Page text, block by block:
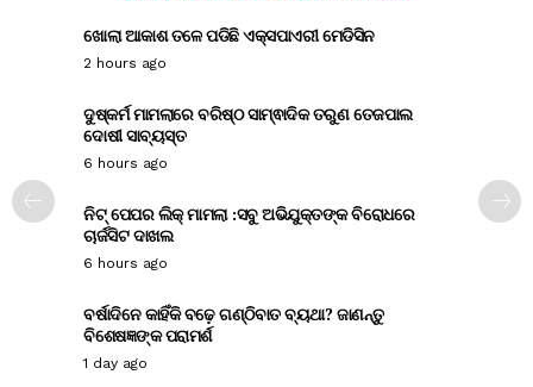
ଖୋଲା ଆକାଶ ତଳେ ପଡିଛି ଏକ୍ସପାଏରୀ ମେଡିସିନ
2 hours ago
ଦୁଷ୍କର୍ମ ମାମଲାରେ ବରିଷ୍ଠ ସାମ୍ଵାଦିକ ତରୁଣ ତେଜପାଲ
ଦୋଷୀ ସାବ୍ୟସ୍ତ
6 hours ago
ନିଟ୍ ପେପର ଲିକ୍ ମାମଲା :ସବୁ ଅଭିଯୁକ୍ତଙ୍କ ବିରୋଧରେ
ଚାର୍ଜସିଟ ଦାଖଲ
6 hours ago
ବର୍ଷାଦିନେ କାହିଁକି ବଢ଼େ ଗଣ୍ଠିବାତ ବ୍ୟଥା? ଜାଣନ୍ତୁ
ବିଶେଷଜ୍ଞଙ୍କ ପରାମର୍ଶ
1 day ago